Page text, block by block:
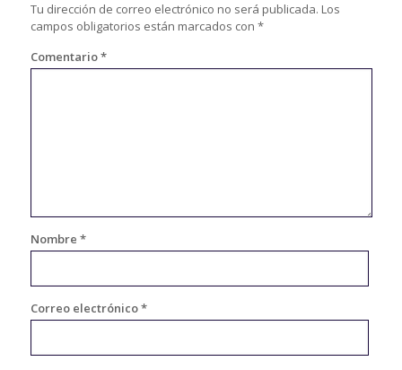
Tu dirección de correo electrónico no será publicada. Los
campos obligatorios están marcados con *
Comentario*
Nombre *
Correo electrónico*